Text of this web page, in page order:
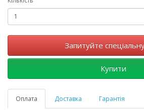
Запитуйте
Купити
Оплата Доставка Гарантія